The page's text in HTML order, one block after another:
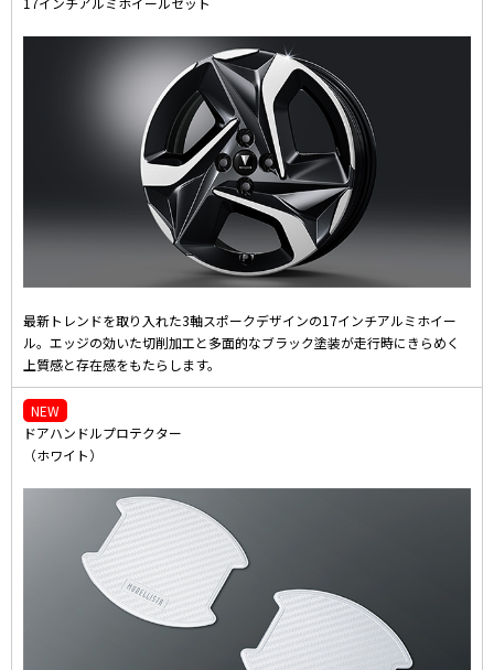
最新トレンドを取り入れた3軸スポークデザインの17インチアルミホイー
ル。エッジの効いた切削加工と多面的なブラック塗装が走行時にきらめく
上質感と存在感をもたらします。
NEW
ドアハンドルプロテクター
（ホワイト）